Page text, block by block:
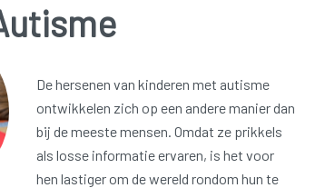
De hersenen van kinderen met autisme
ontwikkelen zich op een andere manier dan
bij de meeste mensen. Omdat ze prikkels
als losse informatie ervaren, is het voor
hen lastiger om de wereld rondom hun te